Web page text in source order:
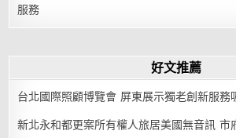
服務
好文推薦
台北國際照顧博覽會 屏東展示獨老創新服務
新北永和都更案所有權人旅居美國無音訊 市